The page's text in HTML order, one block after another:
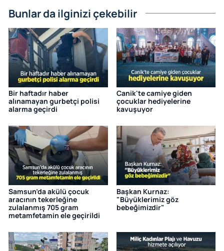
Bunlar da ilginizi çekebilir
Bir haftadır haber
alınamayan gurbetçi polisi
alarma geçirdi
Canik'te camiye giden
çocuklar hediyelerine
kavuşuyor
Samsun’da akülü çocuk
aracının tekerleğine
zulalanmış 705 gram
metamfetamin ele geçirildi
Başkan Kurnaz:
"Büyüklerimiz göz
bebeğimizdir"